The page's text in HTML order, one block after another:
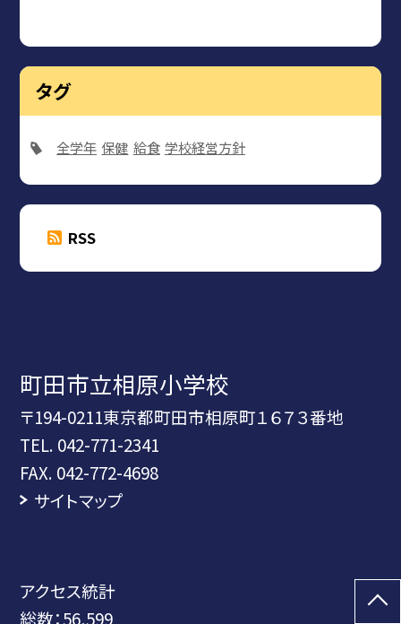
タグ
全学年 保健 給食 学校経営方針
RSS
町田市立相原小学校
〒194-0211東京都町田市相原町１６７３番地
TEL. 042-771-2341
FAX. 042-772-4698
サイトマップ
アクセス統計
総数：56,599